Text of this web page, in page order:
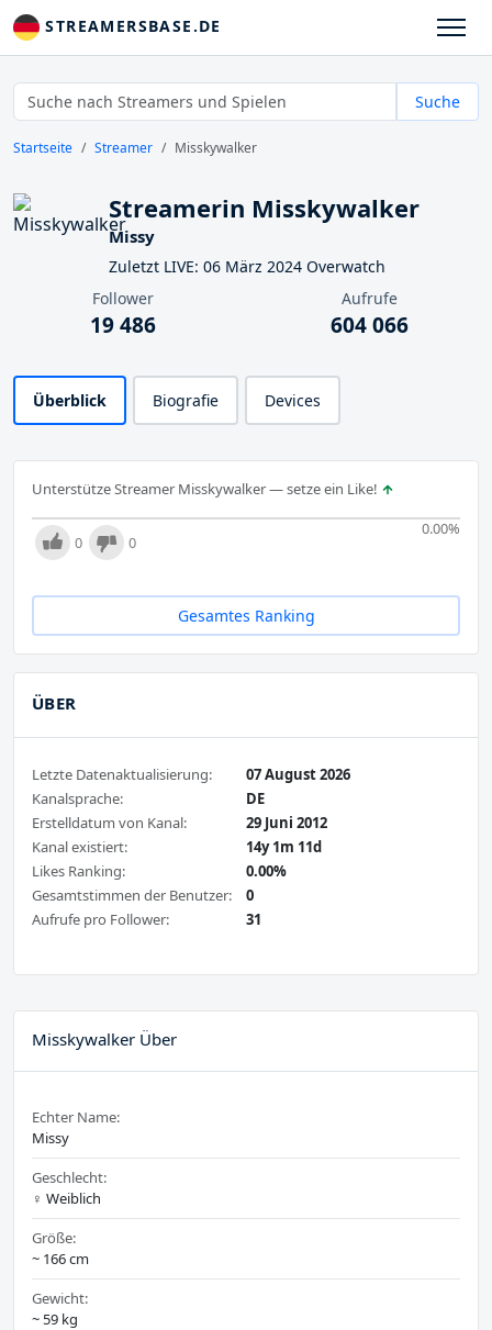
STREAMERSBASE.DE
Suche
Startseite Streamer Misskywalker
Streamerin Misskywalker
Missy
Zuletzt LIVE: 06 März 2024 Overwatch
Follower
19 486
Aufrufe
604 066
Überblick Biografie Devices
Unterstütze Streamer Misskywalker — setze ein Like!
0.00%
0 0
Gesamtes Ranking
ÜBER
Letzte Datenaktualisierung:
07 August 2026
Kanalsprache:
DE
Erstelldatum von Kanal:
29 Juni 2012
Kanal existiert:
14y 1m 11d
Likes Ranking:
0.00%
Gesamtstimmen der Benutzer:
0
Aufrufe pro Follower:
31
Misskywalker Über
Echter Name:
Missy
Geschlecht:
♀️ Weiblich
Größe:
~ 166 cm
Gewicht:
~ 59 kg